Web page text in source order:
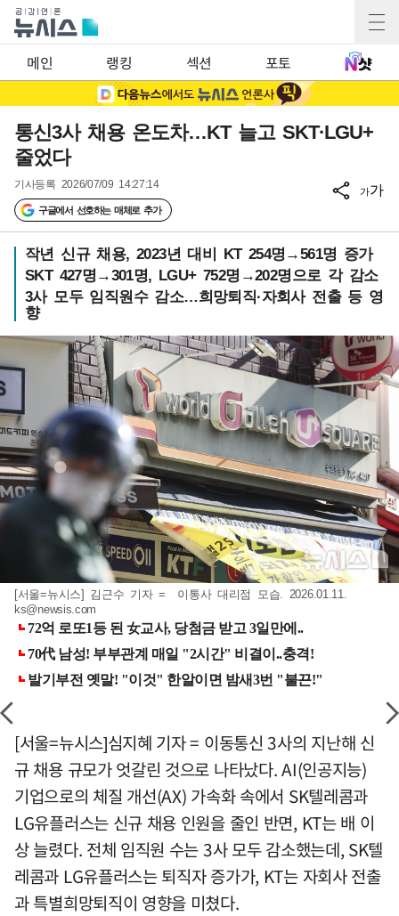
메인 랭킹 섹션 포토
통신3사 채용 온도차…KT 늘고 SKT·LGU+
줄었다
기사등록 2026/07/09 14:27:14
구글에서 선호하는 매체로 추가
가가
작년 신규 채용, 2023년 대비 KT 254명→561명 증가
SKT 427명→301명, LGU+ 752명→202명으로 각 감소
3사 모두 임직원수 감소…희망퇴직·자회사 전출 등 영
향
[서울=뉴시스] 김근수 기자 = 이통사 대리점 모습. 2026.01.11.
ks@newsis.com
[서울=뉴시스]심지혜 기자 = 이동통신 3사의 지난해 신
규 채용 규모가 엇갈린 것으로 나타났다. AI(인공지능)
기업으로의 체질 개선(AX) 가속화 속에서 SK텔레콤과
LG유플러스는 신규 채용 인원을 줄인 반면, KT는 배 이
상 늘렸다. 전체 임직원 수는 3사 모두 감소했는데, SK텔
레콤과 LG유플러스는 퇴직자 증가가, KT는 자회사 전출
과 특별희망퇴직이 영향을 미쳤다.